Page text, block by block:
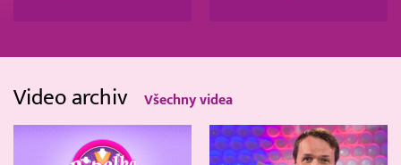
Video archiv Všechny videa